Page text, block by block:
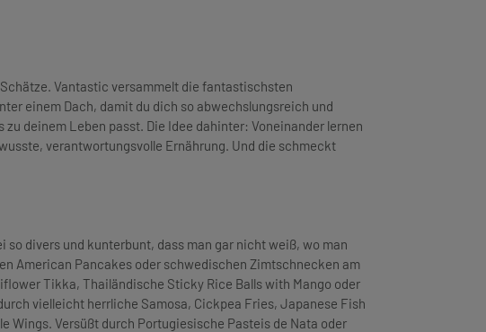
Vantastic versammelt die fantastischsten
einem Dach, damit du dich so abwechslungsreich und
deinem Leben passt. Die Idee dahinter: Voneinander lernen
verantwortungsvolle Ernährung. Und die schmeckt
so divers und kunterbunt, dass man gar nicht weiß, wo man
American Pancakes oder schwedischen Zimtschnecken am
Tikka, Thailändische Sticky Rice Balls with Mango oder
vielleicht herrliche Samosa, Cickpea Fries, Japanese Fish
Wings. Versüßt durch Portugiesische Pasteis de Nata oder